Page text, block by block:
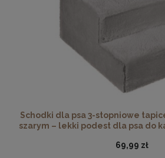
Schodki dla psa 3-stopniowe
szarym – lekki podest dla psa do
69,99 zł